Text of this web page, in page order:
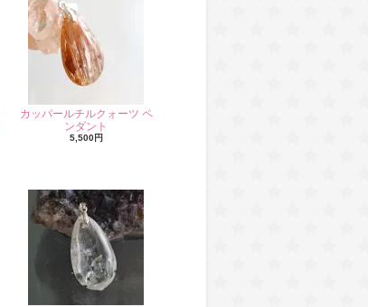
カッパールチルクォーツ ペ
ンダント
5,500円